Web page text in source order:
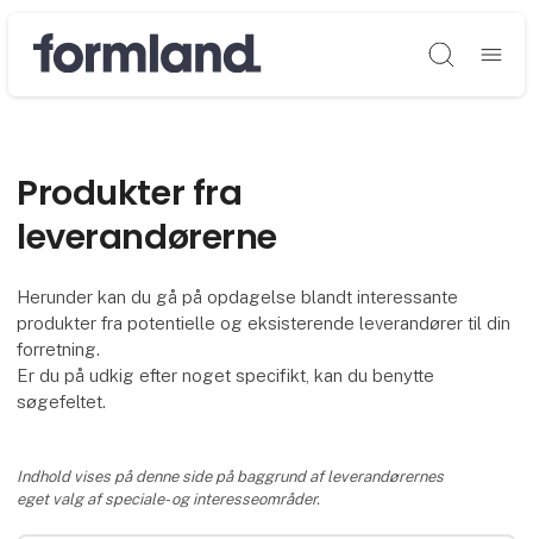
Søg
Produkter fra
leverandørerne
Herunder kan du gå på opdagelse blandt interessante
produkter fra potentielle og eksisterende leverandører til din
forretning.
Er du på udkig efter noget specifikt, kan du benytte
søgefeltet.
Indhold vises på denne side på baggrund af leverandørernes
eget valg af speciale- og interesseområder.